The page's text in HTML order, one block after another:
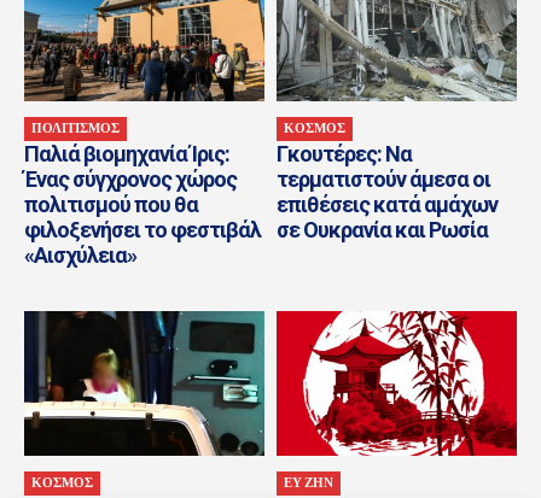
ΠΟΛΙΤΙΣΜΟΣ
Παλιά βιομηχανία Ίρις:
Ένας σύγχρονος χώρος
πολιτισμού που θα
φιλοξενήσει το φεστιβάλ
«Αισχύλεια»
ΚΟΣΜΟΣ
Γκουτέρες: Να
τερματιστούν άμεσα οι
επιθέσεις κατά αμάχων
σε Ουκρανία και Ρωσία
ΚΟΣΜΟΣ ΕΥ ΖΗΝ